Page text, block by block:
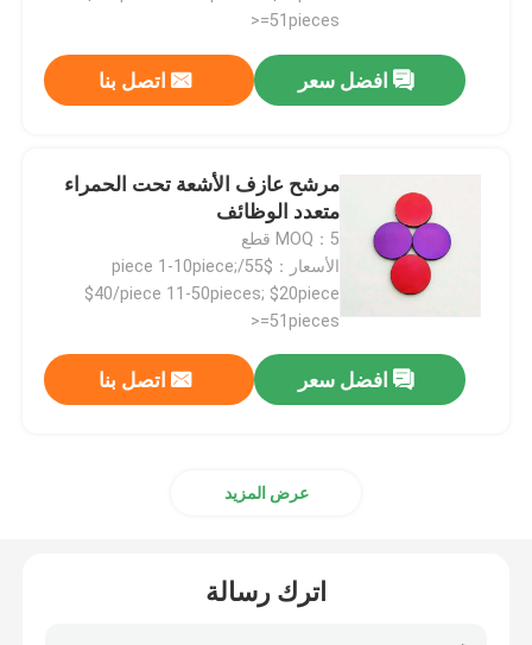
مرشح الحزام الأشعاعي
زجاج الحماية الكهرومغناطيسي
مرشحات محلل الكيمياء الحيوية
مرشح مرور النطاق المرئي
مرشح مضاد للانعكاس
>=51pieces
افضل سعر اتصل بنا
مرشح عازف الأشعة تحت الحمراء
متعدد الوظائف
MOQ：5 قطع
الأسعار：$55/piece 1-10piece;
$40/piece 11-50pieces; $20piece
>=51pieces
افضل سعر اتصل بنا
عرض المزيد
اترك رسالة